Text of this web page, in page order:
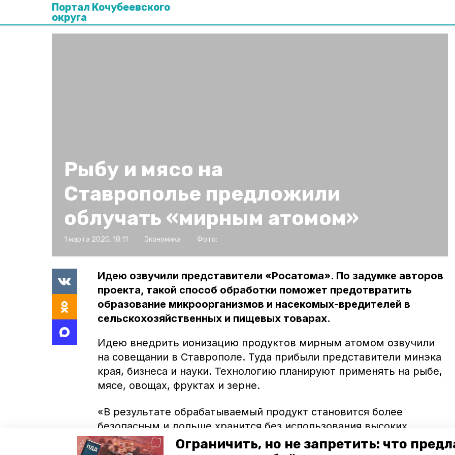
Ограничить, но не запретить: что
Портал Кочубеевского
округа
Рыбу и мясо на
Ставрополье предложили
облучать «мирным атомом»
1 марта 2020, 18:11 Экономика Фото:
Идею озвучили представители «Росатома». По задумке авторов
проекта, такой способ обработки поможет предотвратить
образование микроорганизмов и насекомых-вредителей в
сельскохозяйственных и пищевых товарах.
Идею внедрить ионизацию продуктов мирным атомом озвучили
на совещании в Ставрополе. Туда прибыли представители минэка
края, бизнеса и науки. Технологию планируют применять на рыбе,
мясе, овощах, фруктах и зерне.
«В результате обрабатываемый продукт становится более
безопасным и дольше хранится без использования высоких
температур и обработки химическими веществами», - отметили в